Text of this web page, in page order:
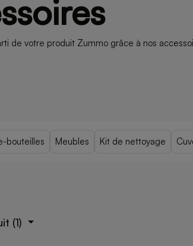
de votre produit Zummo grâce à nos
bouteilles Meubles Kit de nettoyage
(1)